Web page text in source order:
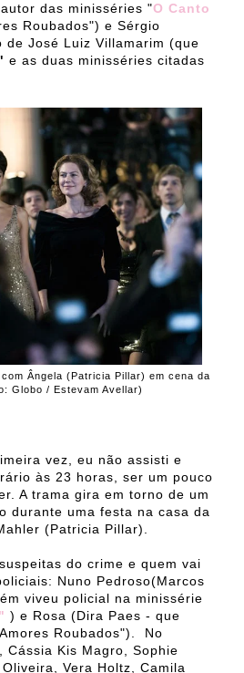
das minisséries "O Canto
Roubados") e Sérgio
de José Luiz Villamarim (que
e as duas minisséries citadas
Ângela (Patricia Pillar) em cena da
Globo / Estevam Avellar)
vez, eu não assisti e
às 23 horas, ser um pouco
A trama gira em torno de um
durante uma festa na casa da
(Patricia Pillar).
do crime e quem vai
Nuno Pedroso(Marcos
viveu policial na minissérie
) e Rosa (Dira Paes - que
Roubados"). No
Cássia Kis Magro, Sophie
Vera Holtz, Camila